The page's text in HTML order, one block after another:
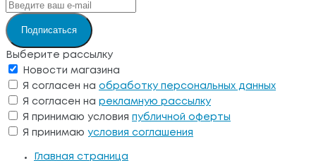
Подписаться
Выберите рассылку
Новости магазина
Я согласен на обработку персональных данных
Я согласен на рекламную рассылку
Я принимаю условия публичной оферты
Я принимаю условия соглашения
Главная страница